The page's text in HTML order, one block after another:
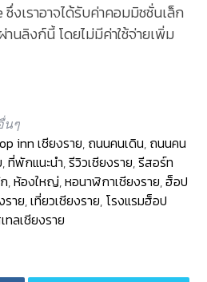
งเราอาจได้รับค่าคอมมิชชั่นเล็ก
ลิงก์นี้ โดยไม่มีค่าใช้จ่ายเพิ่ม
นๆ
inn เชียงราย, ถนนคนเดิน, ถนนคน
,ที่พักแนะนำ,รีวิวเชียงราย,รีสอร์ท
,ห้องใหญ่,หอนาฬิกาเชียงราย,ฮ็อป
ราย,เที่ยวเชียงราย, โรงแรมฮ็อป
ทลเชียงราย